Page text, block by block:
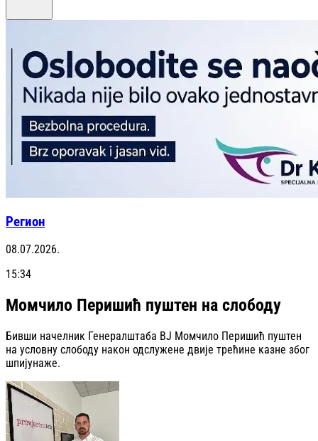
Регион
08.07.2026.
15:34
Момчило Перишић пуштен на слободу
Бивши начелник Генералштаба ВЈ Момчило Перишић пуштен
на условну слободу након одслужене двије трећине казне због
шпијунаже.